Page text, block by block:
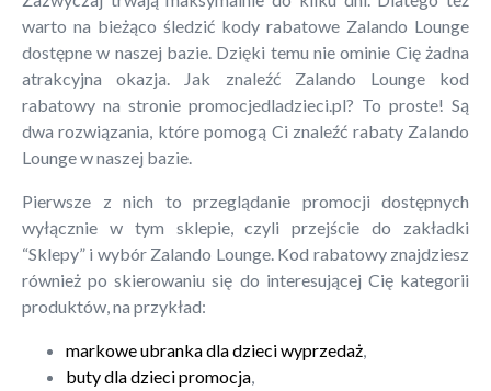
warto na bieżąco śledzić kody rabatowe Zalando Lounge
dostępne w naszej bazie. Dzięki temu nie ominie Cię żadna
atrakcyjna okazja. Jak znaleźć Zalando Lounge kod
rabatowy na stronie promocjedladzieci.pl? To proste! Są
dwa rozwiązania, które pomogą Ci znaleźć rabaty Zalando
Lounge w naszej bazie.
Pierwsze z nich to przeglądanie promocji dostępnych
wyłącznie w tym sklepie, czyli przejście do zakładki
“Sklepy” i wybór Zalando Lounge. Kod rabatowy znajdziesz
również po skierowaniu się do interesującej Cię kategorii
produktów, na przykład:
markowe ubranka dla dzieci wyprzedaż,
buty dla dzieci promocja,